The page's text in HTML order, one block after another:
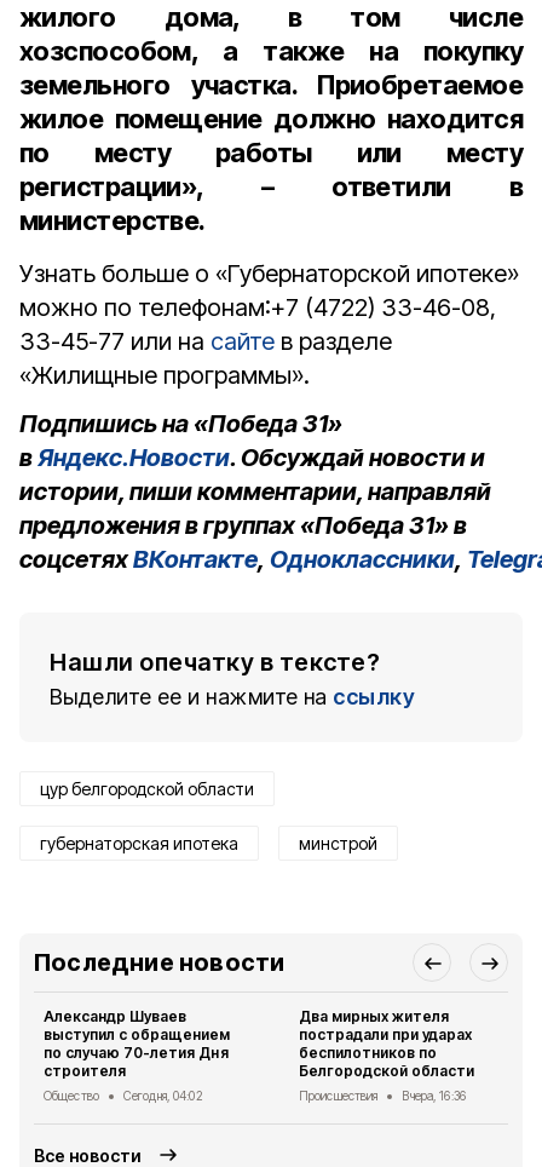
жилого дома, в том числе
хозспособом, а также на покупку
земельного участка. Приобретаемое
жилое помещение должно находится
по месту работы или месту
регистрации», – ответили в
министерстве.
Узнать больше о «Губернаторской ипотеке»
можно по телефонам:+7 (4722) 33-46-08,
33-45-77 или на сайте в разделе
«Жилищные программы».
Подпишись на «Победа 31»
вЯндекс.Новости. Обсуждай новости и
истории, пиши комментарии, направляй
предложения в группах «Победа 31» в
соцсетяхВКонтакте, Одноклассники,
Нашли опечатку в тексте?
Выделите ее и нажмите на ссылку
цур белгородской области
губернаторская ипотека минстрой
Последние новости
Александр Шуваев
выступил с обращением
по случаю 70-летия Дня
строителя
Общество Сегодня, 04:02
Два мирных жителя
пострадали при ударах
беспилотников по
Белгородской области
Происшествия Вчера, 16:36
Все новости